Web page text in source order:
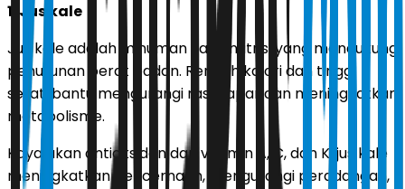
1. Jus kale
Jus kale adalah minuman kaya nutrisi yang mendukung
penurunan berat badan. Rendah kalori dan tinggi
serat, bantu mengurangi rasa lapar dan meningkatkan
metabolisme.
Kaya akan antioksidan dan vitamin A, C, dan K, jus kale
meningkatkan pencernaan, mengurangi peradangan,